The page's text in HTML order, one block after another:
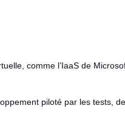
comme l’IaaS de
piloté par les tests,